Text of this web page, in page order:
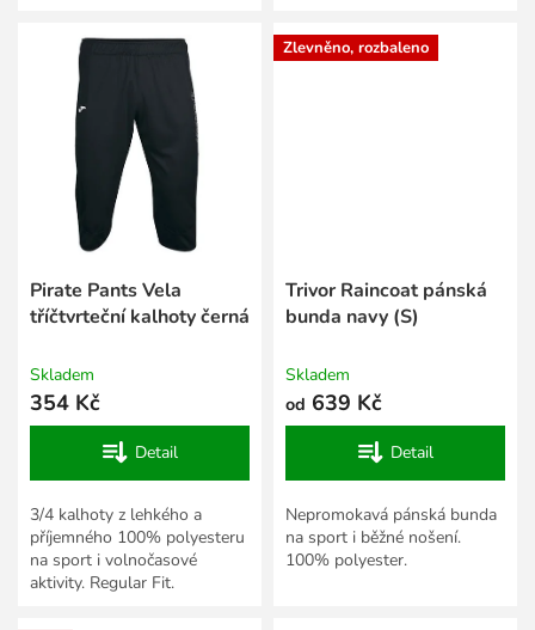
Pirate Pants Vela
tříčtvrteční kalhoty černá
Skladem
354 Kč
Detail
3/4 kalhoty z lehkého a
příjemného 100% polyesteru
na sport i volnočasové
aktivity. Regular Fit.
Zlevněno, rozbaleno
Trivor Raincoat pánská
bunda navy (S)
Skladem
od 639 Kč
Detail
Nepromokavá pánská bunda
na sport i běžné nošení.
100% polyester.